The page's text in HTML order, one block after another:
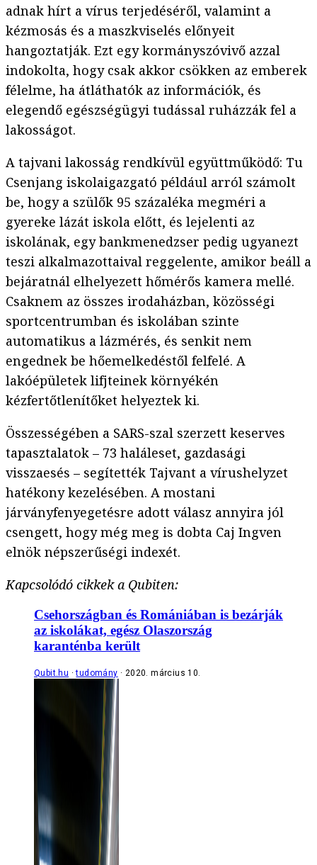
adnak hírt a vírus terjedéséről, valamint a
kézmosás és a maszkviselés előnyeit
hangoztatják. Ezt egy kormányszóvivő azzal
indokolta, hogy csak akkor csökken az emberek
félelme, ha átláthatók az információk, és
elegendő egészségügyi tudással ruházzák fel a
lakosságot.
A tajvani lakosság rendkívül együttműködő: Tu
Csenjang iskolaigazgató például arról számolt
be, hogy a szülők 95 százaléka megméri a
gyereke lázát iskola előtt, és lejelenti az
iskolának, egy bankmenedzser pedig ugyanezt
teszi alkalmazottaival reggelente, amikor beáll a
bejáratnál elhelyezett hőmérős kamera mellé.
Csaknem az összes irodaházban, közösségi
sportcentrumban és iskolában szinte
automatikus a lázmérés, és senkit nem
engednek be hőemelkedéstől felfelé. A
lakóépületek lifjteinek környékén
kézfertőtlenítőket helyeztek ki.
Összességében a SARS-szal szerzett keserves
tapasztalatok – 73 haláleset, gazdasági
visszaesés – segítették Tajvant a vírushelyzet
hatékony kezelésében. A mostani
járványfenyegetésre adott válasz annyira jól
csengett, hogy még meg is dobta Caj Ingven
elnök népszerűségi indexét.
Kapcsolódó cikkek a Qubiten:
Csehországban és Romániában is bezárják
az iskolákat, egész Olaszország
karanténba került
Qubit.hu tudomány 2020. március 10.